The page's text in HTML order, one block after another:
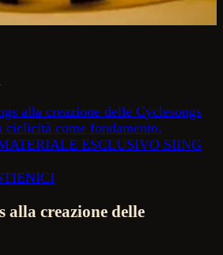
alla creazione delle Cyclesongs
ciclicità come fondamento.
ESCLUSIVO SIING
alla creazione delle